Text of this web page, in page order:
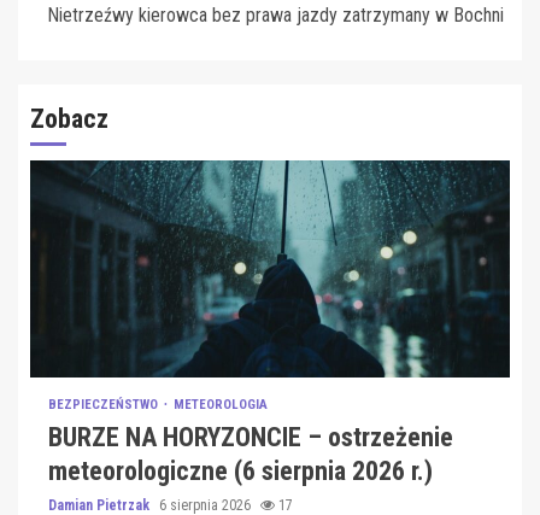
Nietrzeźwy kierowca bez prawa jazdy zatrzymany w Bochni
Zobacz
BEZPIECZEŃSTWO METEOROLOGIA
BURZE NA HORYZONCIE – ostrzeżenie
meteorologiczne (6 sierpnia 2026 r.)
Damian Pietrzak 6 sierpnia 2026 17